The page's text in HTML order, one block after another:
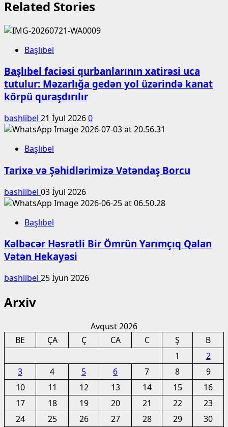
Related Stories
Başlıbel
Başlıbel faciəsi qurbanlarının xatirəsi uca
tutulur: Məzarlığa gedən yol üzərində kanat
körpü quraşdırılır
bashlibel 21 İyul 20260
Başlıbel
Tarixə və Şəhidlərimizə Vətəndaş Borcu
bashlibel 03 İyul 2026
Başlıbel
Kəlbəcər Həsrətli Bir Ömrün Yarımçıq Qalan
Vətən Hekayəsi
bashlibel 25 İyun 2026
Arxiv
Avqust 2026
BE
ÇA Ç CA C Ş
B
1
2
3
4 5 6 7 8
9
10
11 12 13 14 15
16
17
18 19 20 21 22
23
24
25 26 27 28 29
30